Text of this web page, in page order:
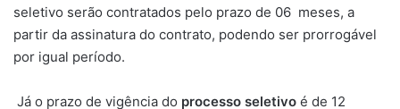
seletivo serão contratados pelo prazo de 06 meses, a
partir da assinatura do contrato, podendo ser prorrogável
por igual período.
Já o prazo de vigência do processo seletivo é de 12